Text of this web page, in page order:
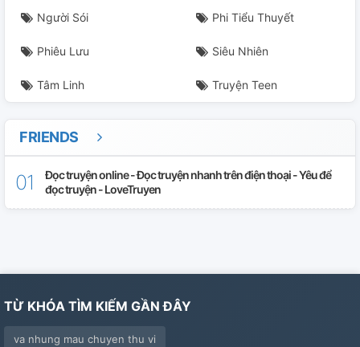
Người Sói Phi Tiểu Thuyết
Phiêu Lưu Siêu Nhiên
Tâm Linh Truyện Teen
FRIENDS
Đọc truyện online - Đọc truyện nhanh trên điện thoại - Yêu để
đọc truyện - LoveTruyen
TỪ KHÓA TÌM KIẾM GẦN ĐÂY
va nhung mau chuyen thu vi